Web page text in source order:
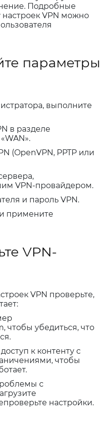
Подробные
VPN можно
параметры
выполните
в разделе
(OpenVPN, PPTP или
VPN-провайдером.
и пароль VPN.
примените
VPN-
VPN проверьте,
чтобы убедиться, что
к контенту с
чтобы
с
настройки.